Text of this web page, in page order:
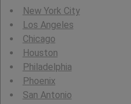
New York City
Los Angeles
Chicago
Houston
Philadelphia
Phoenix
San Antonio